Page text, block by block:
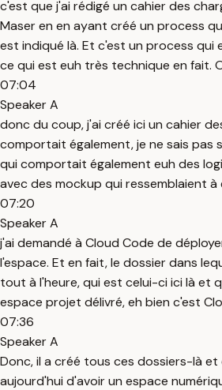
c'est que j'ai rédigé un cahier des
Maser en en ayant créé un process
est indiqué là. Et c'est un process
ce qui est euh très technique en fait.
07:04
Speaker A
donc du coup, j'ai créé ici un cahier
comportait également, je ne sais pas
qui comportait également euh des
avec des mockup qui ressemblaient à
07:20
Speaker A
j'ai demandé à Cloud Code de
l'espace. Et en fait, le dossier dans
tout à l'heure, qui est celui-ci ici là et
espace projet délivré, eh bien c'est
07:36
Speaker A
Donc, il a créé tous ces dossiers-là
aujourd'hui d'avoir un espace